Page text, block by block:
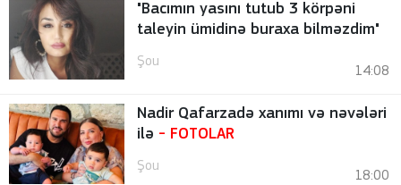
"Bacımın yasını tutub 3 körpəni
taleyin ümidinə buraxa bilməzdim"
Şou
14:08
Nadir Qafarzadə xanımı və nəvələri
ilə - FOTOLAR
Şou
18:00